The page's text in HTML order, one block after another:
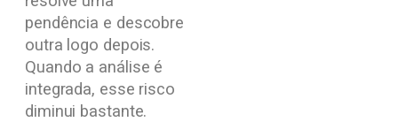
pendência e descobre
outra logo depois.
Quando a análise é
integrada, esse risco
diminui bastante.